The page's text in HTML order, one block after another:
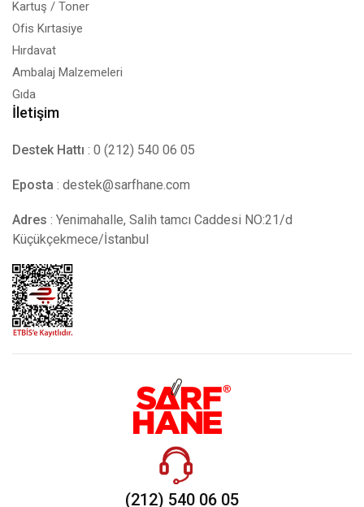
Kartuş / Toner
Ofis Kırtasiye
Hırdavat
Ambalaj Malzemeleri
Gıda
İletişim
Destek Hattı : 0 (212) 540 06 05
Eposta : destek@sarfhane.com
Adres : Yenimahalle, Salih tamcı Caddesi NO:21/d
Küçükçekmece/İstanbul
(212) 540 06 05